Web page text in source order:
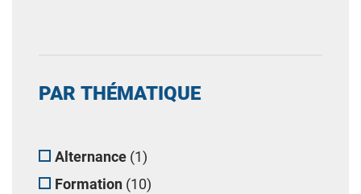
PAR THÉMATIQUE
Alternance (1)
Formation (10)